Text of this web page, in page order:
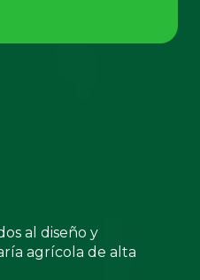
al diseño y
agrícola de alta